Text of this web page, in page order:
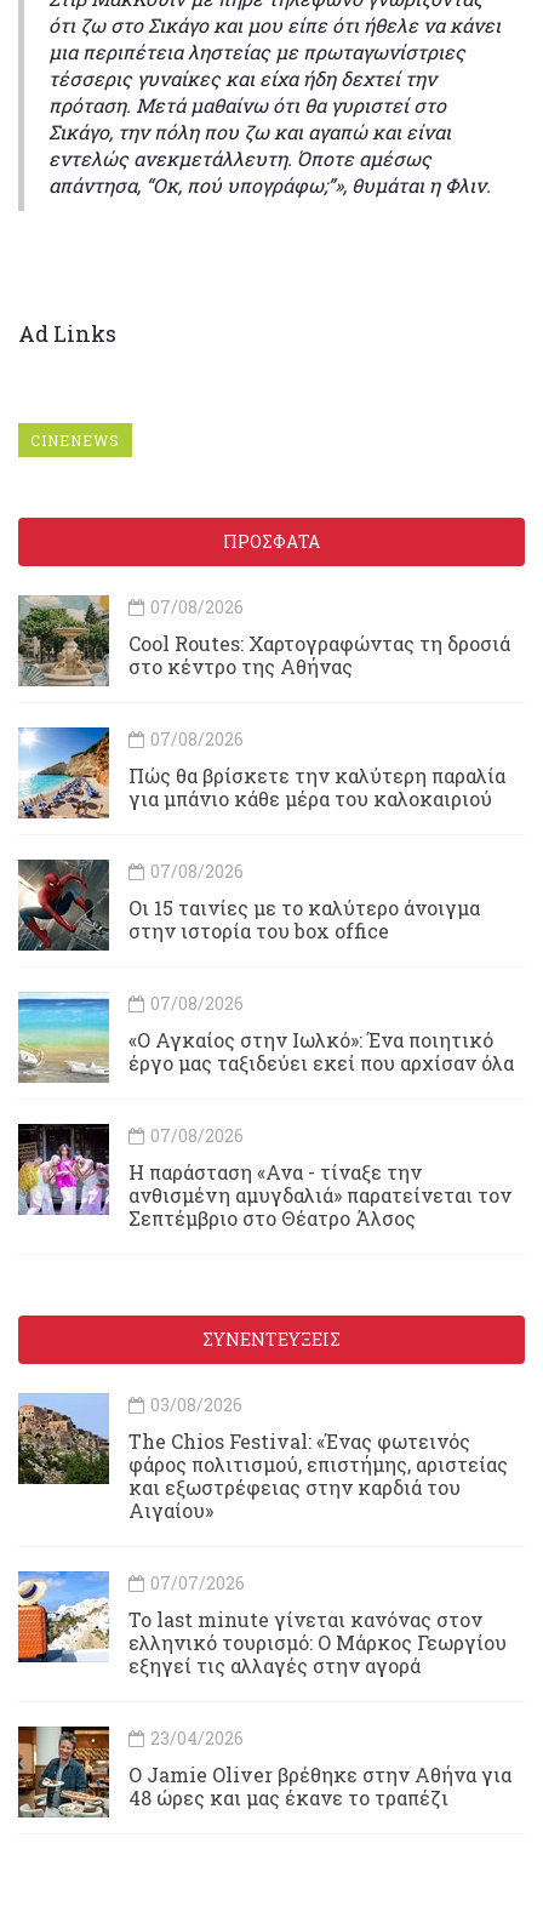
ότι ζω στο Σικάγο και μου είπε ότι ήθελε να κάνει
μια περιπέτεια ληστείας με πρωταγωνίστριες
τέσσερις γυναίκες και είχα ήδη δεχτεί την
πρόταση. Μετά μαθαίνω ότι θα γυριστεί στο
Σικάγο, την πόλη που ζω και αγαπώ και είναι
εντελώς ανεκμετάλλευτη. Όποτε αμέσως
απάντησα, “Οκ, πού υπογράφω;”», θυμάται η Φλιν.
Ad Links
CINENEWS
ΠΡΟΣΦΑΤΑ
07/08/2026
Cool Routes: Χαρτογραφώντας τη δροσιά
στο κέντρο της Αθήνας
07/08/2026
Πώς θα βρίσκετε την καλύτερη παραλία
για μπάνιο κάθε μέρα του καλοκαιριού
07/08/2026
Οι 15 ταινίες με το καλύτερο άνοιγμα
στην ιστορία του box office
07/08/2026
«Ο Αγκαίος στην Ιωλκό»: Ένα ποιητικό
έργο μας ταξιδεύει εκεί που αρχίσαν όλα
07/08/2026
Η παράσταση «Ανα - τίναξε την
ανθισμένη αμυγδαλιά» παρατείνεται τον
Σεπτέμβριο στο Θέατρο Άλσος
ΣΥΝΕΝΤΕΥΞΕΙΣ
03/08/2026
Τhe Chios Festival: «Ένας φωτεινός
φάρος πολιτισμού, επιστήμης, αριστείας
και εξωστρέφειας στην καρδιά του
Αιγαίου»
07/07/2026
Το last minute γίνεται κανόνας στον
ελληνικό τουρισμό: Ο Μάρκος Γεωργίου
εξηγεί τις αλλαγές στην αγορά
23/04/2026
Ο Jamie Oliver βρέθηκε στην Αθήνα για
48 ώρες και μας έκανε το τραπέζι